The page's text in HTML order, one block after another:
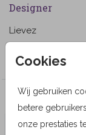
Cookies
Wij gebruiken
betere
onze prestaties
Designer
Lievez
Collectie
Meer in